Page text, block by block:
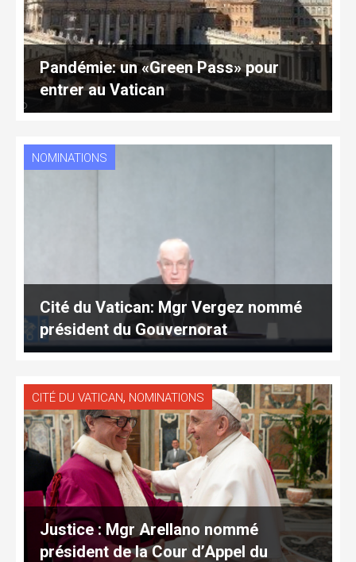
Pandémie: un «Green Pass» pour
entrer au Vatican
NOMINATIONS
Cité du Vatican: Mgr Vergez nommé
président du Gouvernorat
CITÉ DU VATICAN, NOMINATIONS
Justice : Mgr Arellano nommé
président de la Cour d’Appel du